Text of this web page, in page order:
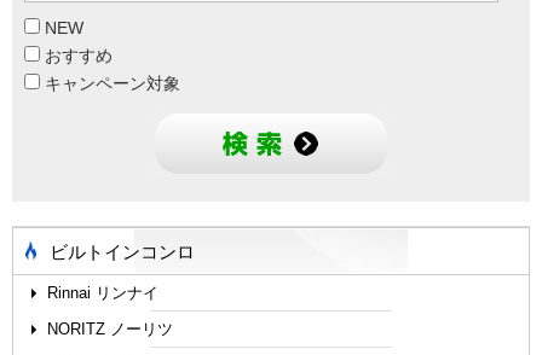
NEW
おすすめ
キャンペーン対象
ビルトインコンロ
Rinnai リンナイ
NORITZ ノーリツ